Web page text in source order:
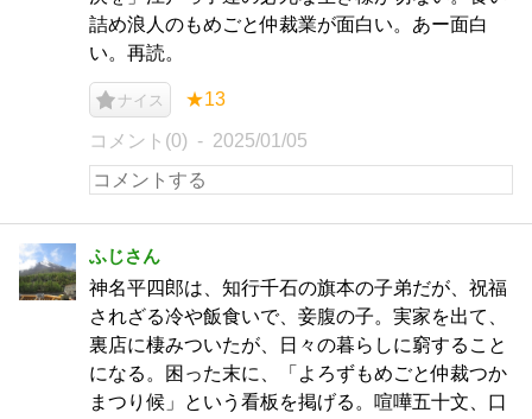
詰め浪人のもめごと仲裁業が面白い。あー面白
い。再読。
ナイス ★13
コメント(0) 2025/01/05
ふじさん
神名平四郎は、知行千石の旗本の子弟だが、祝福
されざる冷や飯食いで、妾腹の子。実家を出て、
裏店に棲みついたが、日々の暮らしに窮すること
になる。困った末に、「よろずもめごと仲裁つか
まつり候」という看板を掲げる。喧嘩五十文、口